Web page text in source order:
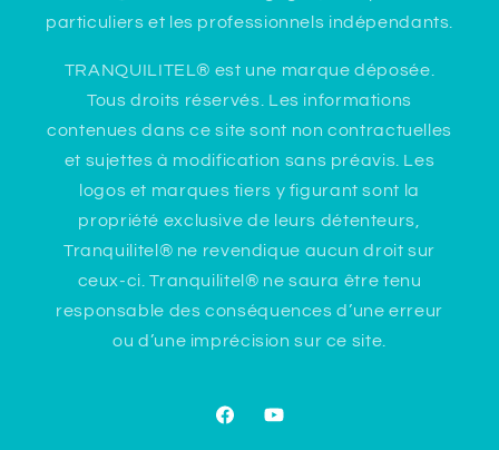
particuliers et les professionnels indépendants.
TRANQUILITEL® est une marque déposée.
Tous droits réservés. Les informations
contenues dans ce site sont non contractuelles
et sujettes à modification sans préavis. Les
logos et marques tiers y figurant sont la
propriété exclusive de leurs détenteurs,
Tranquilitel® ne revendique aucun droit sur
ceux-ci. Tranquilitel® ne saura être tenu
responsable des conséquences d’une erreur
ou d’une imprécision sur ce site.
FacebookYouTube